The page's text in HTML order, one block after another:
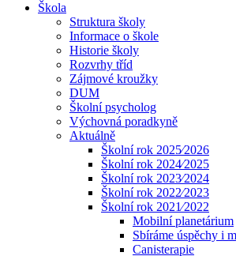
Škola
Struktura školy
Informace o škole
Historie školy
Rozvrhy tříd
Zájmové kroužky
DUM
Školní psycholog
Výchovná poradkyně
Aktuálně
Školní rok 2025⁄2026
Školní rok 2024⁄2025
Školní rok 2023⁄2024
Školní rok 2022⁄2023
Školní rok 2021⁄2022
Mobilní planetárium
Sbíráme úspěchy i
Canisterapie